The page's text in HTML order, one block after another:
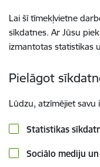
Lai šī tīmekļvietne
sīkdatnes. Ar Jūsu
izmantotas statistikas
Pielāgot
Lūdzu, atzīmējiet savu
Statistikas
Sociālo mediju